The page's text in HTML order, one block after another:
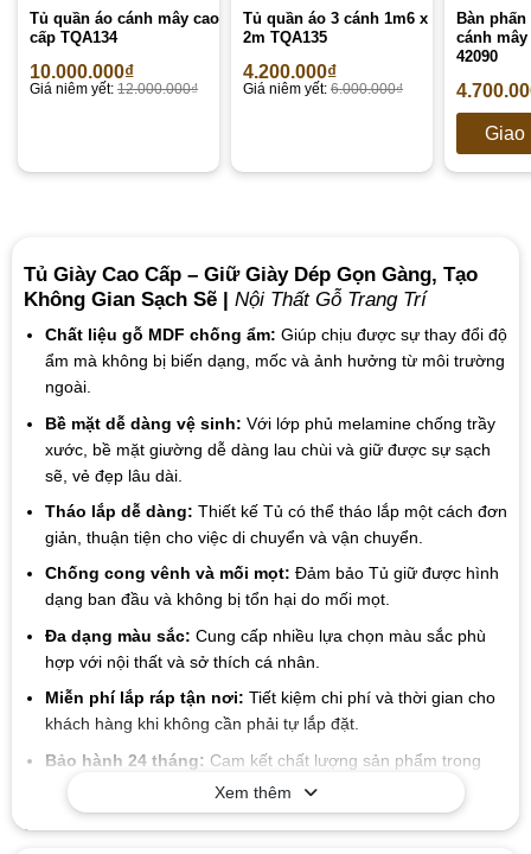
Tủ quần áo cánh mây cao
cấp TQA134
10.000.000₫
Giá niêm yết: 12.000.000₫
Tủ quần áo 3 cánh 1m6 x
2m TQA135
4.200.000₫
Giá niêm yết: 6.000.000₫
Bàn phấn
cánh mây
42090
Giao
Tủ Giày Cao Cấp – Giữ Giày Dép Gọn Gàng, Tạo
Không Gian Sạch Sẽ | Nội Thất Gỗ Trang Trí
Chất liệu gỗ MDF chống ẩm: Giúp chịu được sự thay đổi độ
ẩm mà không bị biến dạng, mốc và ảnh hưởng từ môi trường
ngoài.
Bề mặt dễ dàng vệ sinh: Với lớp phủ melamine chống trầy
xước, bề mặt giường dễ dàng lau chùi và giữ được sự sạch
sẽ, vẻ đẹp lâu dài.
Tháo lắp dễ dàng: Thiết kế Tủ có thể tháo lắp một cách đơn
giản, thuận tiện cho việc di chuyển và vận chuyển.
Chống cong vênh và mối mọt: Đảm bảo Tủ giữ được hình
dạng ban đầu và không bị tổn hại do mối mọt.
Đa dạng màu sắc: Cung cấp nhiều lựa chọn màu sắc phù
hợp với nội thất và sở thích cá nhân.
Miễn phí lắp ráp tận nơi: Tiết kiệm chi phí và thời gian cho
khách hàng khi không cần phải tự lắp đặt.
Bảo hành 24 tháng: Cam kết chất lượng sản phẩm trong
thời gian dài, mang đến sự yên tâm cho người sử dụng.
Lợi ích khi mua tại Nội Thất Gỗ Trang Trí
Xem thêm